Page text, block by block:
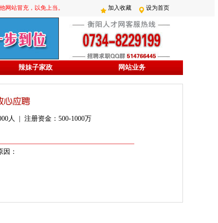
网站冒充，以免上当。 加入收藏 设为首页
辣妹子家政 网站业务
人 | 注册资金：500-1000万
：